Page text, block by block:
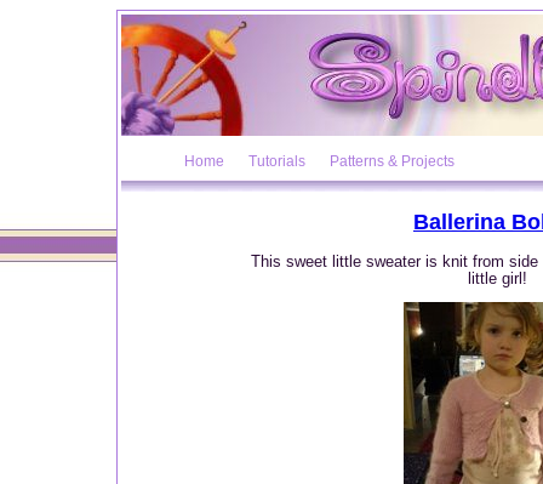
Home Tutorials Patterns & Projects
Ballerina
This sweet little sweater is knit from
little girl!